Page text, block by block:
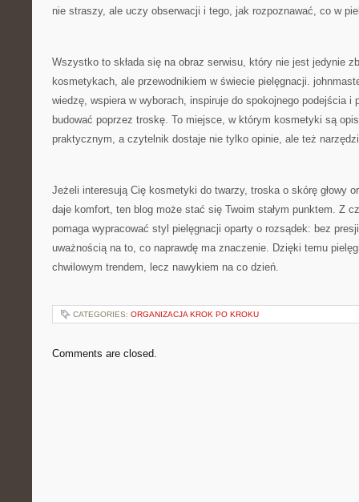
nie straszy, ale uczy obserwacji i tego, jak rozpoznawać, co w
Wszystko to składa się na obraz serwisu, który nie jest jedynie
kosmetykach, ale przewodnikiem w świecie pielęgnacji.
wiedzę, wspiera w wyborach, inspiruje do spokojnego podejścia i
budować poprzez troskę. To miejsce, w którym kosmetyki są
praktycznym, a czytelnik dostaje nie tylko opinie, ale też
Jeżeli interesują Cię kosmetyki do twarzy, troska o skórę głowy
daje komfort, ten blog może stać się Twoim stałym punktem. Z
pomaga wypracować styl pielęgnacji oparty o rozsądek: bez
uważnością na to, co naprawdę ma znaczenie. Dzięki temu
chwilowym trendem, lecz nawykiem na co dzień.
CATEGORIES: ORGANIZACJA KROK PO KROKU
Comments are closed.